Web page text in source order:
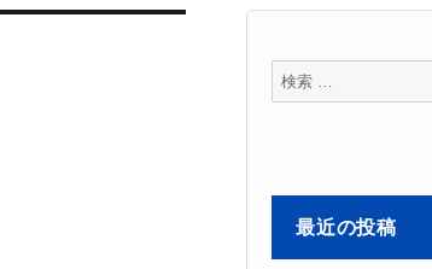
検
索
最近の投稿